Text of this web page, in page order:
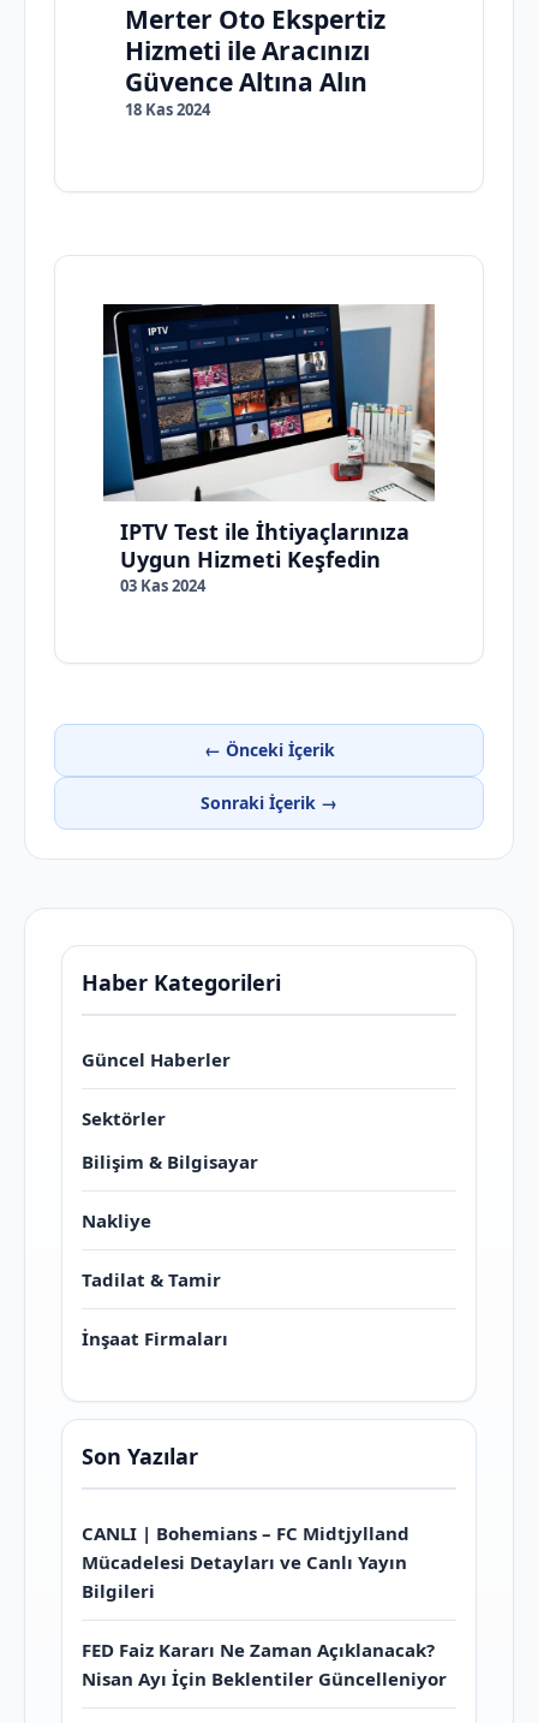
Merter Oto Ekspertiz
Hizmeti ile Aracınızı
Güvence Altına Alın
18 Kas 2024
IPTV Test ile İhtiyaçlarınıza
Uygun Hizmeti Keşfedin
03 Kas 2024
← Önceki İçerik
Sonraki İçerik →
Haber Kategorileri
Güncel Haberler
Sektörler
Bilişim & Bilgisayar
Nakliye
Tadilat & Tamir
İnşaat Firmaları
Son Yazılar
CANLI | Bohemians – FC Midtjylland
Mücadelesi Detayları ve Canlı Yayın
Bilgileri
FED Faiz Kararı Ne Zaman Açıklanacak?
Nisan Ayı İçin Beklentiler Güncelleniyor